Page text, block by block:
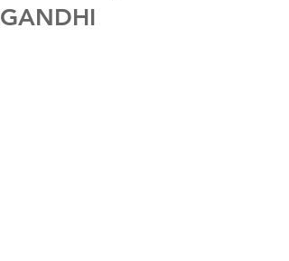
GANDHI